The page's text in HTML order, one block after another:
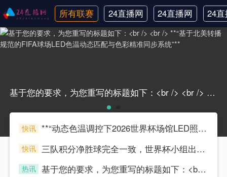
所有联赛
24直播网
英超
24直播网
NBA
24
中
基于您的要求，为您重写的标题如下：<br /> <br /> **“基于北美转播规范的FIFA球场LED色温动态匹配与色彩精准同步系统”**基于您的要求，为您重写的标题如下：<br /> <br /> **“基于北美转播规范的FIFA球场LED色温动态匹配与色彩精准同步系统”**
快讯
**“动态色温调控下2026世界杯场馆LED照明对转播色彩还原精度的技术影响研究”**
快讯
三队积分净胜球完全一致，世界杯小组出线权如何精确计算？
热讯
基于您的要求，为您重写的标题如下：<br /> <br /> **“基于北美转播规范的FIFA球场LED色温动态匹配与色彩精准同步系统”**